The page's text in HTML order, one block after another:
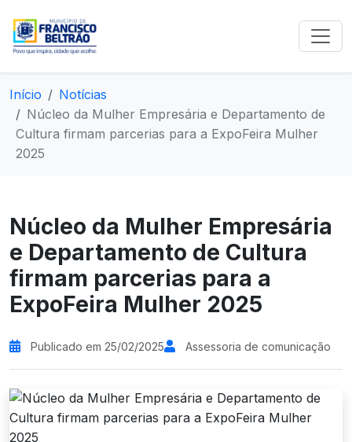
Início
Notícias
Núcleo da Mulher Empresária e Departamento de
Cultura firmam parcerias para a ExpoFeira Mulher
2025
Núcleo da Mulher Empresária
e Departamento de Cultura
firmam parcerias para a
ExpoFeira Mulher 2025
Publicado em 25/02/2025 Assessoria de comunicação